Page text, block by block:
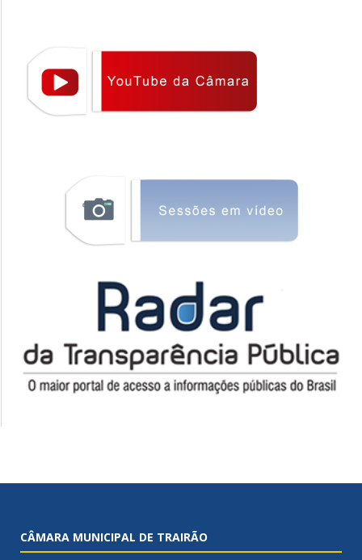
CÂMARA MUNICIPAL DE TRAIRÃO